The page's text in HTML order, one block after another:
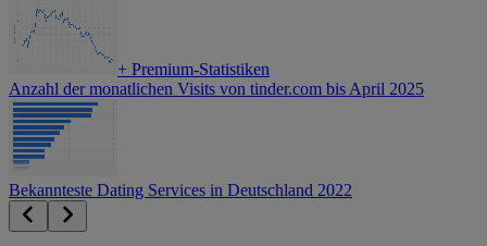
+ Premium-Statistiken
Anzahl der monatlichen Visits von tinder.com bis April 2025
Bekannteste Dating Services in Deutschland 2022